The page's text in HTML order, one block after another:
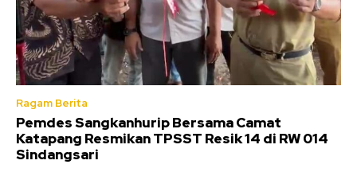
Ragam Berita
Pemdes Sangkanhurip Bersama Camat
Katapang Resmikan TPSST Resik 14 di RW 014
Sindangsari